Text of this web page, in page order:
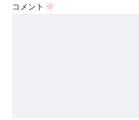
コメント ※